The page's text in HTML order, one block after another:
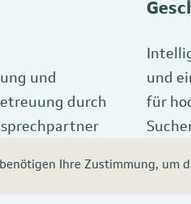
und
durch
und
für
Ihre Zustimmung, um